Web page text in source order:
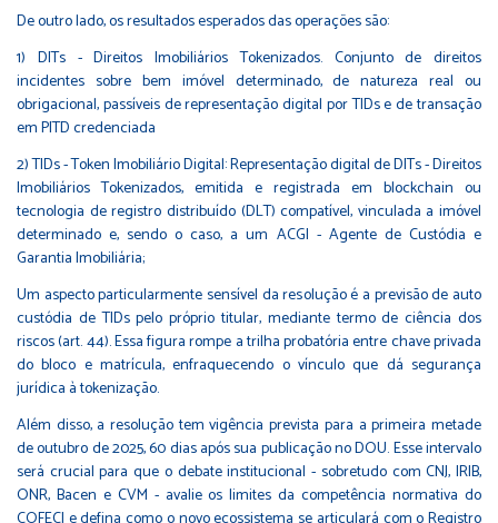
De outro lado, os resultados esperados das operações são:
1) DITs - Direitos Imobiliários Tokenizados. Conjunto de direitos
incidentes sobre bem imóvel determinado, de natureza real ou
obrigacional, passíveis de representação digital por TIDs e de transação
em PITD credenciada
2) TIDs - Token Imobiliário Digital: Representação digital de DITs - Direitos
Imobiliários Tokenizados, emitida e registrada em blockchain ou
tecnologia de registro distribuído (DLT) compatível, vinculada a imóvel
determinado e, sendo o caso, a um ACGI - Agente de Custódia e
Garantia Imobiliária;
Um aspecto particularmente sensível da resolução é a previsão de auto
custódia de TIDs pelo próprio titular, mediante termo de ciência dos
riscos (art. 44). Essa figura rompe a trilha probatória entre chave privada
do bloco e matrícula, enfraquecendo o vínculo que dá segurança
jurídica à tokenização.
Além disso, a resolução tem vigência prevista para a primeira metade
de outubro de 2025, 60 dias após sua publicação no DOU. Esse intervalo
será crucial para que o debate institucional - sobretudo com CNJ, IRIB,
ONR, Bacen e CVM - avalie os limites da competência normativa do